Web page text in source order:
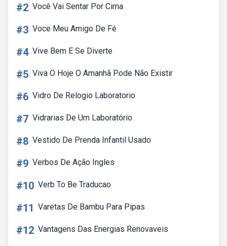
#2 Você Vai Sentar Por Cima
#3 Voce Meu Amigo De Fé
#4 Vive Bem E Se Diverte
#5 Viva O Hoje O Amanhã Pode Não Existir
#6 Vidro De Relogio Laboratorio
#7 Vidrarias De Um Laboratório
#8 Vestido De Prenda Infantil Usado
#9 Verbos De Ação Ingles
#10 Verb To Be Traducao
#11 Varetas De Bambu Para Pipas
#12 Vantagens Das Energias Renovaveis